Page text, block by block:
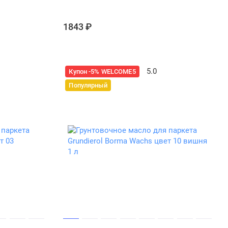
насыщенная поверхность.
для дерева
И если вы сомневаетесь, с чего начать — не рискуйте
1843 ₽
Купон -5% WELCOME5
Популярный
5.0